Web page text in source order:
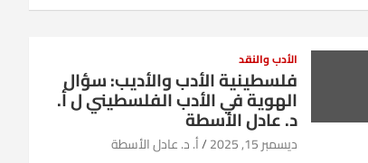
الأدب والنقد
فلسطينية الأدب والأديب: سؤال
الهوية في الأدب الفلسطيني ل أ.
د. عادل الأسطة
ديسمبر 15, 2025 أ. د. عادل الأسطة